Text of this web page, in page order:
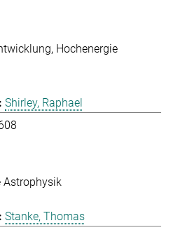
Hochenergie
Shirley, Raphael
Astrophysik
Stanke, Thomas